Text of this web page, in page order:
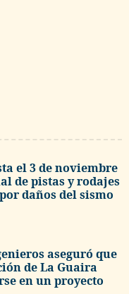
el 3 de noviembre
de pistas y rodajes
daños del sismo
aseguró que
de La Guaira
en un proyecto